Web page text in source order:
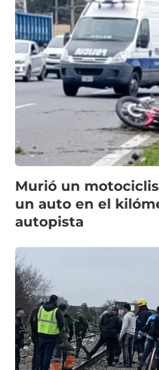
Murió un
un auto en el
autopista